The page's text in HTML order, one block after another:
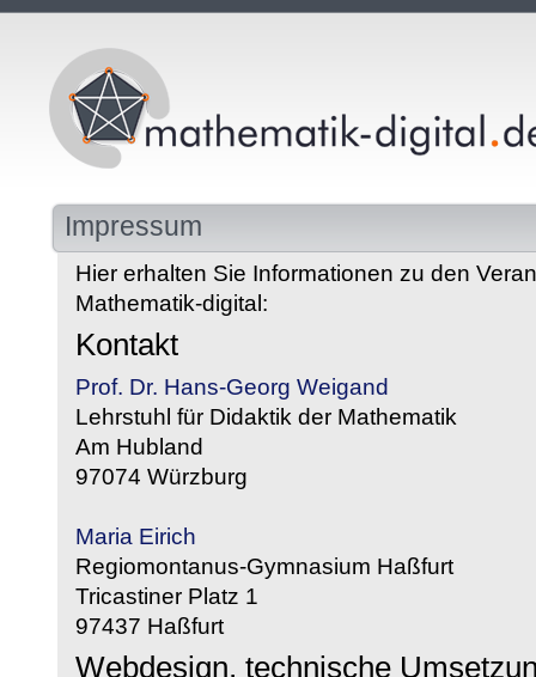
Impressum
Hier erhalten Sie Informationen zu den
Mathematik-digital:
Kontakt
Prof. Dr. Hans-Georg Weigand
Lehrstuhl für Didaktik der Mathematik
Am Hubland
97074 Würzburg
Maria Eirich
Regiomontanus-Gymnasium Haßfurt
Tricastiner Platz 1
97437 Haßfurt
Webdesign, technische